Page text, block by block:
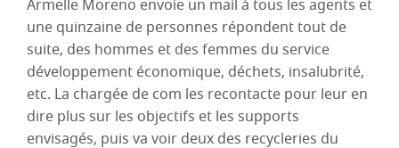
Armelle Moreno envoie un mail à tous les agents et
une quinzaine de personnes répondent tout de
suite, des hommes et des femmes du service
développement économique, déchets, insalubrité,
etc. La chargée de com les recontacte pour leur en
dire plus sur les objectifs et les supports
envisagés, puis va voir deux des recycleries du